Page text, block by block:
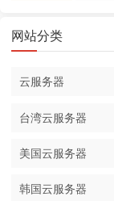
网站分类
云服务器
台湾云服务器
美国云服务器
韩国云服务器